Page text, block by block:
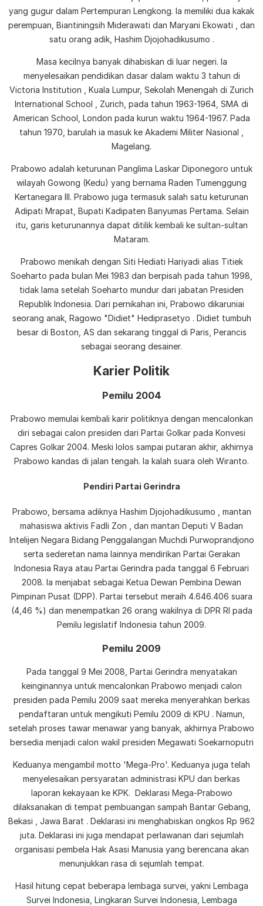
yang gugur dalam Pertempuran Lengkong. Ia memiliki dua kakak
perempuan, Biantiningsih Miderawati dan Maryani Ekowati , dan
satu orang adik, Hashim Djojohadikusumo .
Masa kecilnya banyak dihabiskan di luar negeri. Ia
menyelesaikan pendidikan dasar dalam waktu 3 tahun di
Victoria Institution , Kuala Lumpur, Sekolah Menengah di Zurich
International School , Zurich, pada tahun 1963-1964, SMA di
American School, London pada kurun waktu 1964-1967. Pada
tahun 1970, barulah ia masuk ke Akademi Militer Nasional ,
Magelang.
Prabowo adalah keturunan Panglima Laskar Diponegoro untuk
wilayah Gowong (Kedu) yang bernama Raden Tumenggung
Kertanegara III. Prabowo juga termasuk salah satu keturunan
Adipati Mrapat, Bupati Kadipaten Banyumas Pertama. Selain
itu, garis keturunannya dapat ditilik kembali ke sultan-sultan
Mataram.
Prabowo menikah dengan Siti Hediati Hariyadi alias Titiek
Soeharto pada bulan Mei 1983 dan berpisah pada tahun 1998,
tidak lama setelah Soeharto mundur dari jabatan Presiden
Republik Indonesia. Dari pernikahan ini, Prabowo dikaruniai
seorang anak, Ragowo "Didiet" Hediprasetyo . Didiet tumbuh
besar di Boston, AS dan sekarang tinggal di Paris, Perancis
sebagai seorang desainer.
Karier Politik
Pemilu 2004
Prabowo memulai kembali karir politiknya dengan mencalonkan
diri sebagai calon presiden dari Partai Golkar pada Konvesi
Capres Golkar 2004. Meski lolos sampai putaran akhir, akhirnya
Prabowo kandas di jalan tengah. Ia kalah suara oleh Wiranto.
Pendiri Partai Gerindra
Prabowo, bersama adiknya Hashim Djojohadikusumo , mantan
mahasiswa aktivis Fadli Zon , dan mantan Deputi V Badan
Intelijen Negara Bidang Penggalangan Muchdi Purwoprandjono
serta sederetan nama lainnya mendirikan Partai Gerakan
Indonesia Raya atau Partai Gerindra pada tanggal 6 Februari
2008. Ia menjabat sebagai Ketua Dewan Pembina Dewan
Pimpinan Pusat (DPP). Partai tersebut meraih 4.646.406 suara
(4,46 %) dan menempatkan 26 orang wakilnya di DPR RI pada
Pemilu legislatif Indonesia tahun 2009.
Pemilu 2009
Pada tanggal 9 Mei 2008, Partai Gerindra menyatakan
keinginannya untuk mencalonkan Prabowo menjadi calon
presiden pada Pemilu 2009 saat mereka menyerahkan berkas
pendaftaran untuk mengikuti Pemilu 2009 di KPU . Namun,
setelah proses tawar menawar yang banyak, akhirnya Prabowo
bersedia menjadi calon wakil presiden Megawati Soekarnoputri
Keduanya mengambil motto 'Mega-Pro'. Keduanya juga telah
menyelesaikan persyaratan administrasi KPU dan berkas
laporan kekayaan ke KPK. Deklarasi Mega-Prabowo
dilaksanakan di tempat pembuangan sampah Bantar Gebang,
Bekasi , Jawa Barat . Deklarasi ini menghabiskan ongkos Rp 962
juta. Deklarasi ini juga mendapat perlawanan dari sejumlah
organisasi pembela Hak Asasi Manusia yang berencana akan
menunjukkan rasa di sejumlah tempat.
Hasil hitung cepat beberapa lembaga survei, yakni Lembaga
Survei Indonesia, Lingkaran Survei Indonesia, Lembaga